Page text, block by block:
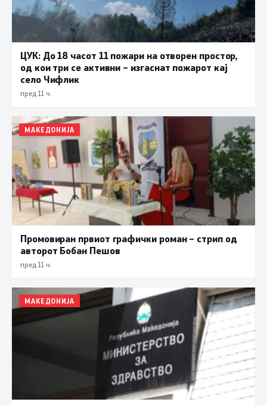
ЦУК: До 18 часот 11 пожари на отворен простор,
од кои три се активни – изгаснат пожарот кај
село Чифлик
пред 11 ч.
МАКЕДОНИЈА
Промовиран првиот графички роман – стрип од
авторот Бобан Пешов
пред 11 ч.
МАКЕДОНИЈА